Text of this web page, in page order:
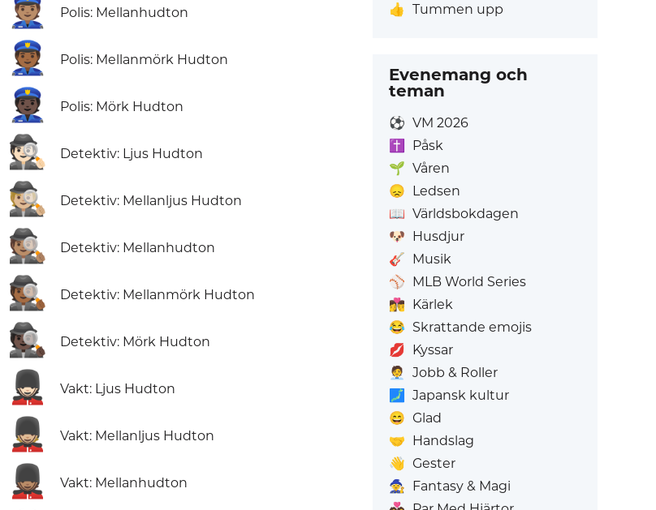
👮🏽 Polis: Mellanhudton
👮🏾 Polis: Mellanmörk Hudton
👮🏿 Polis: Mörk Hudton
🕵🏻 Detektiv: Ljus Hudton
🕵🏼 Detektiv: Mellanljus Hudton
🕵🏽 Detektiv: Mellanhudton
🕵🏾 Detektiv: Mellanmörk Hudton
🕵🏿 Detektiv: Mörk Hudton
💂🏻 Vakt: Ljus Hudton
💂🏼 Vakt: Mellanljus Hudton
💂🏽 Vakt: Mellanhudton
👍 Tummen upp
Evenemang och
teman
⚽ VM 2026
✝️
Påsk
🌱 Våren
😞 Ledsen
📖 Världsbokdagen
🐶 Husdjur
🎸 Musik
⚾ MLB World Series
👩‍❤️‍💋‍👨 Kärlek
😂 Skrattande emojis
💋 Kyssar
🧑‍💼
Jobb & Roller
🗾 Japansk kultur
😄 Glad
🤝 Handslag
👋 Gester
🧙 Fantasy & Magi